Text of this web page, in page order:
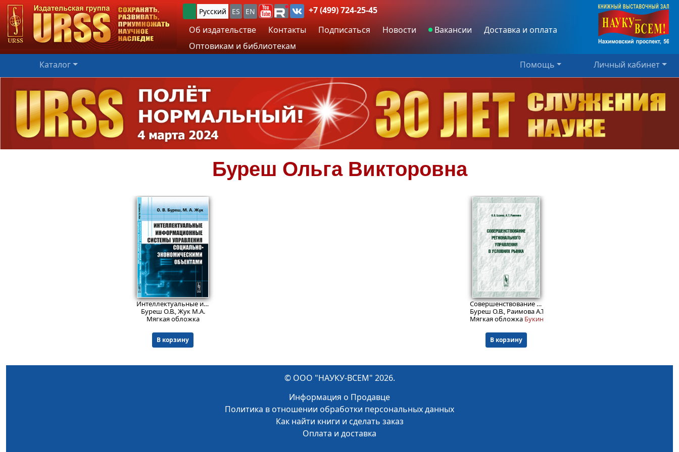
Русский ES EN
+7 (499) 724-25-45
Об издательстве
Контакты Подписаться Новости Вакансии
Доставка и оплата
Оптовикам и библиотекам
Каталог
Помощь Личный кабинет
Буреш Ольга Викторовна
679₽
Интеллектуальные информационные системы управления социально-экономическими объектами
Буреш О.В., Жук М.А.
Мягкая обложка
В корзину
999₽
Совершенствование регионального управления в условиях рынка
Буреш О.В., Раимова А.Т.
Мягкая обложка Букинист.
В корзину
© ООО "НАУКУ-ВСЕМ" 2026.
Информация о Продавце
Политика в отношении обработки персональных данных
Как найти книги и сделать заказ
Оплата и доставка